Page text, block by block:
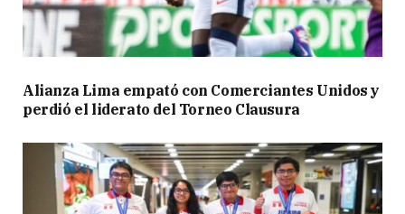
Alianza Lima empató con Comerciantes Unidos y
perdió el liderato del Torneo Clausura